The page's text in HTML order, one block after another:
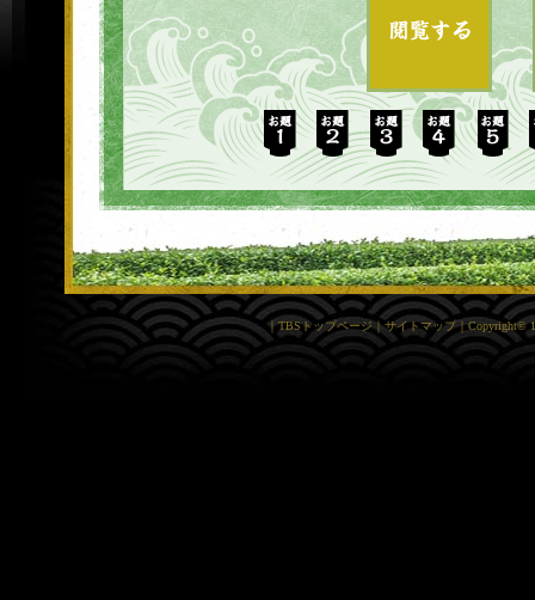
｜TBSトップページ｜サイトマップ｜Copyright©